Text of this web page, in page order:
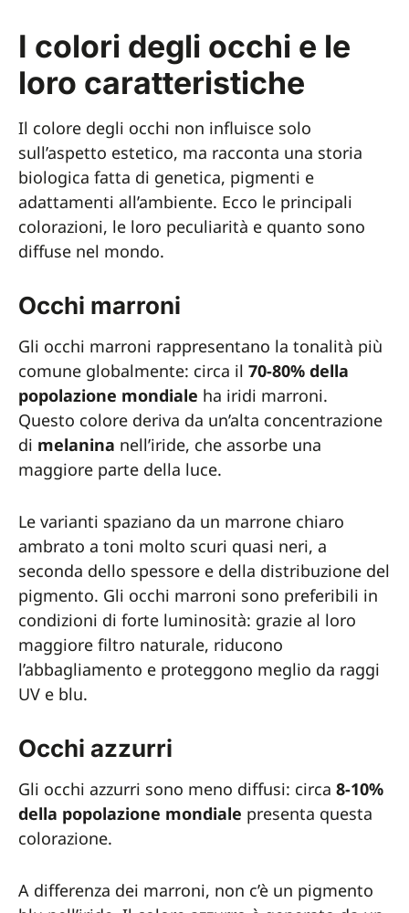
I colori degli occhi e le
loro caratteristiche
Il colore degli occhi non influisce solo
sull’aspetto estetico, ma racconta una storia
biologica fatta di genetica, pigmenti e
adattamenti all’ambiente. Ecco le principali
colorazioni, le loro peculiarità e quanto sono
diffuse nel mondo.
Occhi marroni
Gli occhi marroni rappresentano la tonalità più
comune globalmente: circa il 70-80% della
popolazione mondiale ha iridi marroni.
Questo colore deriva da un’alta concentrazione
di melanina nell’iride, che assorbe una
maggiore parte della luce.
Le varianti spaziano da un marrone chiaro
ambrato a toni molto scuri quasi neri, a
seconda dello spessore e della distribuzione del
pigmento. Gli occhi marroni sono preferibili in
condizioni di forte luminosità: grazie al loro
maggiore filtro naturale, riducono
l’abbagliamento e proteggono meglio da raggi
UV e blu.
Occhi azzurri
Gli occhi azzurri sono meno diffusi: circa 8-10%
della popolazione mondiale presenta questa
colorazione.
A differenza dei marroni, non c’è un pigmento